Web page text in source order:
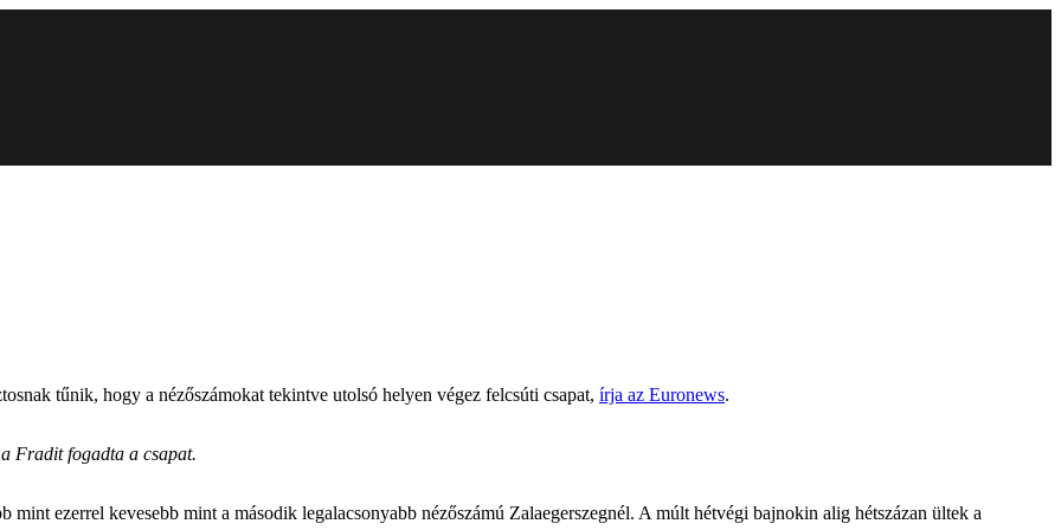
tűnik, hogy a nézőszámokat tekintve utolsó helyen végez felcsúti csapat, írja az Euronews.
Fradit fogadta a csapat.
ezerrel kevesebb mint a második legalacsonyabb nézőszámú Zalaegerszegnél. A múlt hétvégi bajnokin alig hétszázan ültek a